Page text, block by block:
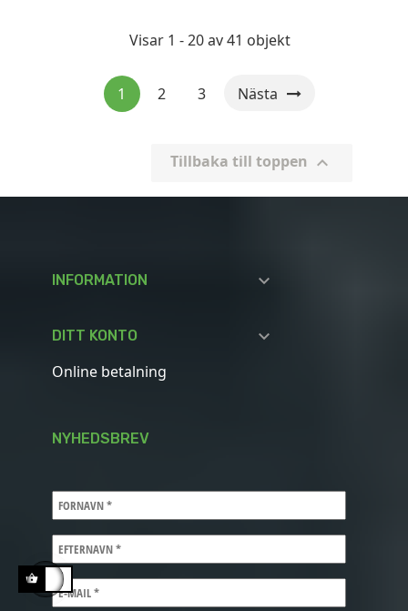
Visar 1 - 20 av 41 objekt
1 2 3 Nästa
Tillbaka till toppen 
INFORMATION 
DITT KONTO 
Online betalning
NYHEDSBREV